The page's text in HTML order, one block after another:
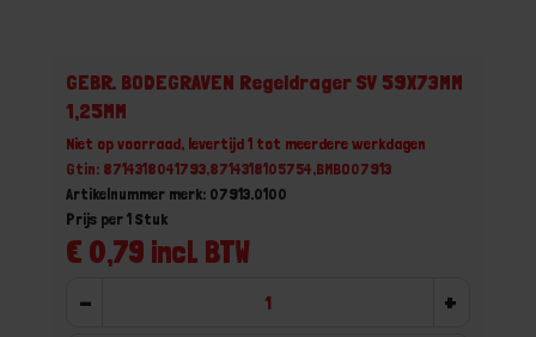
GEBR. BODEGRAVEN Regeldrager SV 59X73MM
1,25MM
Niet op voorraad, levertijd 1 tot meerdere werkdagen
Gtin: 8714318041793,8714318105754,BMBO07913
Artikelnummer merk: 07913.0100
€ 0,79 incl. BTW
Prijs per 1 Stuk
- +